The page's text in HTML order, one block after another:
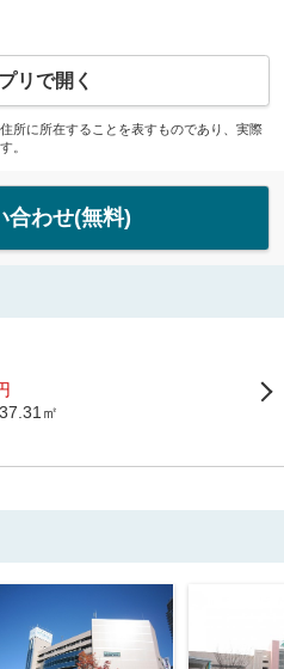
リで開く
所に所在することを表すものであり、実際
。
合わせ(無料)
㎡